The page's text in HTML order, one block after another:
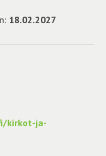
18.02.2027
kirkot-ja-